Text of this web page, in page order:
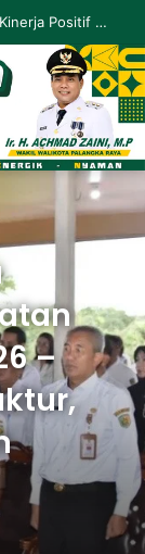
Laba Bank Kalteng Tumbuh 19,36 Persen, Kinerja Positif Berlanjut hingga Mei 2026
–